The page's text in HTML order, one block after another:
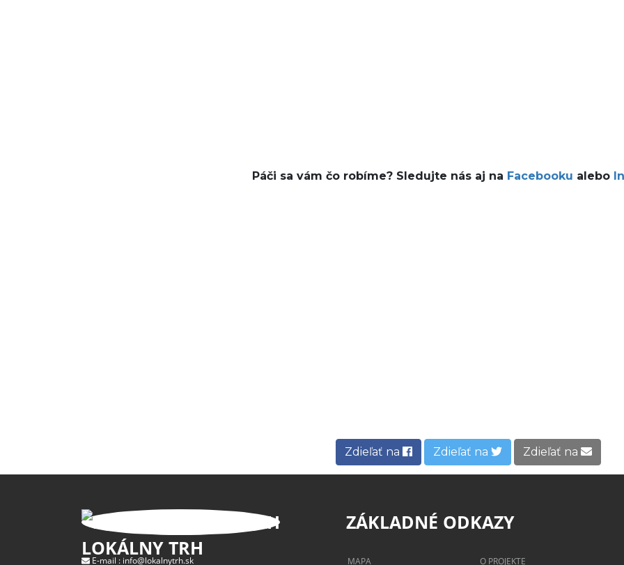
Páči sa vám čo robíme? Sledujte nás aj na Facebooku alebo
Zdieľať na Zdieľať na Zdieľať na
LOKÁLNY TRH
E-mail : info@lokalnytrh.sk
ZÁKLADNÉ ODKAZY
MAPA O PROJEKTE